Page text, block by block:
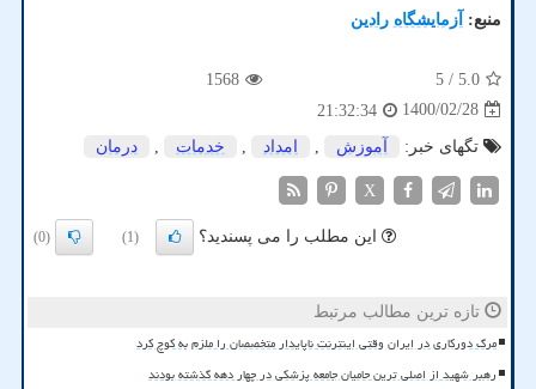
منبع: آزمایشگاه رادین
5.0
/ 5
1568
1400/02/28
21:32:34
تگهای خبر:
آموزش , امداد , خدمات , درمان
X
این مطلب را می پسندید؟ (1)
(0)
تازه ترین مطالب مرتبط
مرگ دورکاری در ایران وقتی اینترنت ناپایدار متخصصان را ملزم به کوچ کرد
رهبر شهید از اصلی ترین حامیان جامعه پزشکی در چهار دهه گذشته بودند